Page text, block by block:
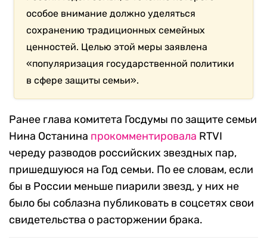
особое внимание должно уделяться
сохранению традиционных семейных
ценностей. Целью этой меры заявлена
«популяризация государственной политики
в сфере защиты семьи».
Ранее глава комитета Госдумы по защите семьи
Нина Останина прокомментировала RTVI
череду разводов российских звездных пар,
пришедшуюся на Год семьи. По ее словам, если
бы в России меньше пиарили звезд, у них не
было бы соблазна публиковать в соцсетях свои
свидетельства о расторжении брака.